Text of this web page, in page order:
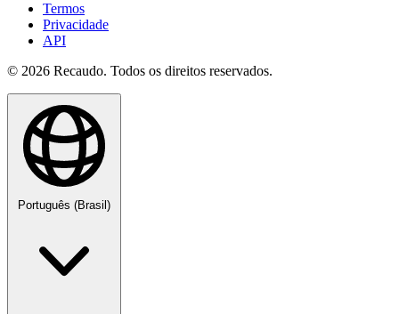
Termos
Privacidade
API
© 2026 Recaudo. Todos os direitos reservados.
Português (Brasil)